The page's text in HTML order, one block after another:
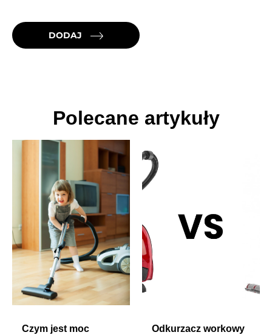
DODAJ
Polecane artykuły
Czym jest moc
Odkurzacz workowy